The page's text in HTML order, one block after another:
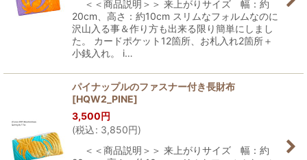
＜＜商品説明＞＞ 来上がりサイズ 幅：約
20cm、高さ：約10cm スリムなフォルムなのに
沢山入る事＆作り方も出来る限り簡単にしまし
た。 カードポケット12箇所、お札入れ2箇所＋
小銭入れ。 i…
パイナップルのファスナー付き長財布
[HQW2_PINE]
3,500円
(税込: 3,850円)
＜＜商品説明＞＞ 来上がりサイズ 幅：約